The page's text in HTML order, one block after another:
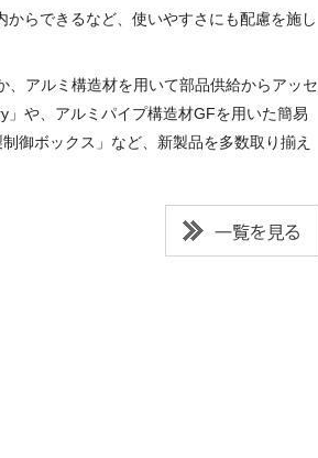
らできるなど、使いやすさにも配慮を施し
アルミ構造材を用いて部品供給からアッセ
や、アルミパイプ構造材GFを用いた簡易
御ボックス」など、新製品を多数取り揃え